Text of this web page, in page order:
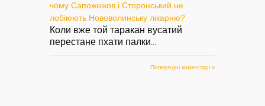
чому Сапожніков і Сторонський не
лобіюють Нововолинську лікарню?
Коли вже той таракан вусатий
перестане пхати палки
Попередні коментарі »